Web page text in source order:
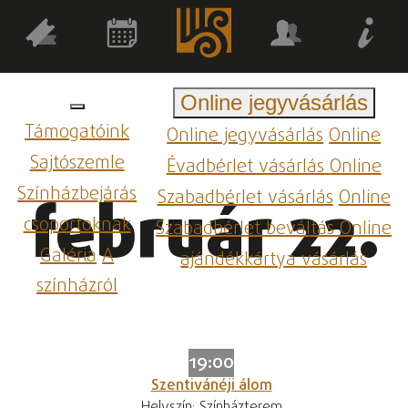
Támogatóink
Sajtószemle
Színházbejárás
csoportoknak
GalériaA
színházról
Online jegyvásárlás
Online jegyvásárlásOnline
Évadbérlet vásárlásOnline
Szabadbérlet vásárlásOnline
Szabadbérlet beváltásOnline
ajándékkártya vásárlás
február 22.
19:00
Szentivánéji álom